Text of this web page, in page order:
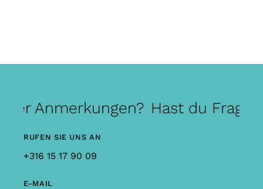
Anmerkungen? Hast du
RUFEN SIE UNS AN
+316 15 17 90 09
E-MAIL